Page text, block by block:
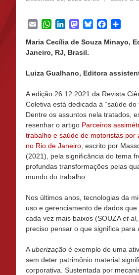
EmailWhatsApp
LinkedInMastodon
BlueskyFacebook
Maria Cecília de Souza Minayo,
Janeiro, RJ, Brasil.
Luiza Gualhano, Editora
A edição 26.12.2021 da Revista
Coletiva está dedicada à “saúde do
Dentre os assuntos nela tratados,
resenhar o artigo Parceiros
trabalho e saúde de motoristas por
no Rio de Janeiro , escrito por
(2021), pela significância do tema
profundas transformações pelas
mundo do trabalho.
Nos últimos anos, tecnologias da
uso e gerenciamento de dados
cada vez mais baixos (SOUZAet al
preciso pensar o que significa para
Auberização é exemplo de uma
sem deter patrimônio material
corporativa. Sustentada por